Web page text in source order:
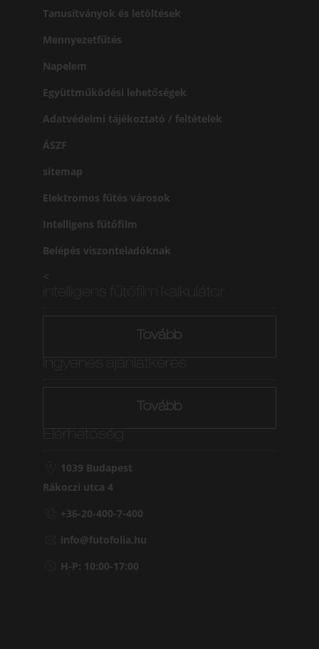
Tanusítványok és letöltések
Mennyezetfűtés
Napelem
Együttműködési lehetőségek
Adatvédelmi tájékoztató / feltételek
ÁSZF
sitemap
Elektromos fűtés városok
Intelligens fűtőfilm
Belépés viszonteladóknak
<
Tovább
Tovább
1039 Budapest
Rákoczi utca 4
+36-20-400-7-400
info@futofolia.hu
H-P: 10:00-17:00